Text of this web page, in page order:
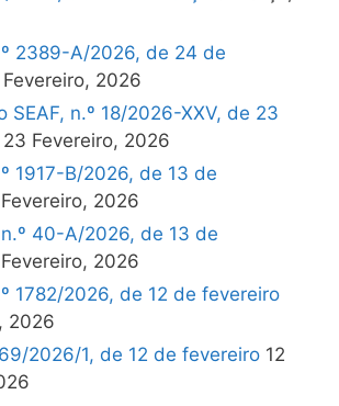
2389-A/2026, de 24 de
2026
SEAF, n.º 18/2026-XXV, de 23
23 Fevereiro, 2026
1917-B/2026, de 13 de
2026
40-A/2026, de 13 de
2026
1782/2026, de 12 de fevereiro
2026
2026/1, de 12 de fevereiro 12